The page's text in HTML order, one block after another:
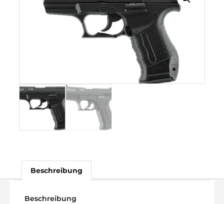
Beschreibung
Beschreibung